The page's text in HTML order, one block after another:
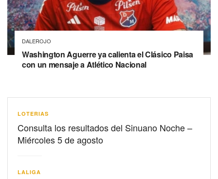
DALEROJO
Washington Aguerre ya calienta el Clásico Paisa
con un mensaje a Atlético Nacional
LOTERIAS
Consulta los resultados del Sinuano Noche –
Miércoles 5 de agosto
LALIGA